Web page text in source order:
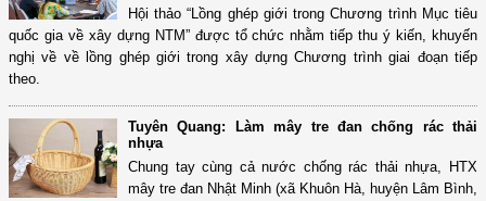
Hội thảo “Lồng ghép giới trong Chương trình Mục tiêu
quốc gia về xây dựng NTM” được tổ chức nhằm tiếp thu ý kiến, khuyến
nghị về về lồng ghép giới trong xây dựng Chương trình giai đoạn tiếp
theo.
Tuyên Quang: Làm mây tre đan chống rác thải
nhựa
Chung tay cùng cả nước chống rác thải nhựa, HTX
mây tre đan Nhật Minh (xã Khuôn Hà, huyện Lâm Bình,